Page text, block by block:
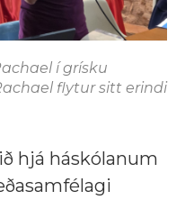
í grísku
flytur sitt erindi
hjá háskólanum